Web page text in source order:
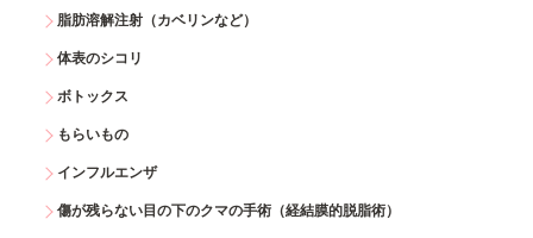
脂肪溶解注射（カベリンなど）
体表のシコリ
ボトックス
もらいもの
インフルエンザ
傷が残らない目の下のクマの手術（経結膜的脱脂術）